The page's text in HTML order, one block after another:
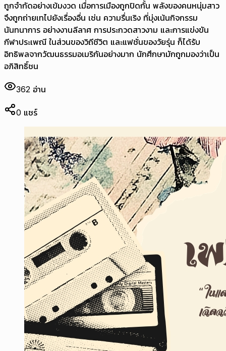
ถูกจำกัดอย่างเข้มงวด เมื่อการเมืองถูกปิดกั้น พลังของคนหนุ่มสาว
จึงถูกถ่ายเทไปยังเรื่องอื่น เช่น ความรื่นเริง ที่มุ่งเน้นกิจกรรม
นันทนาการ อย่างงานลีลาศ การประกวดสาวงาม และการแข่งขัน
กีฬาประเพณี ในส่วนของวิถีชีวิต และแฟชั่นของวัยรุ่น ก็ได้รับ
อิทธิพลจากวัฒนธรรมอเมริกันอย่างมาก นักศึกษามักถูกมองว่าเป็น
อภิสิทธิ์ชน
362 อ่าน
0 แชร์